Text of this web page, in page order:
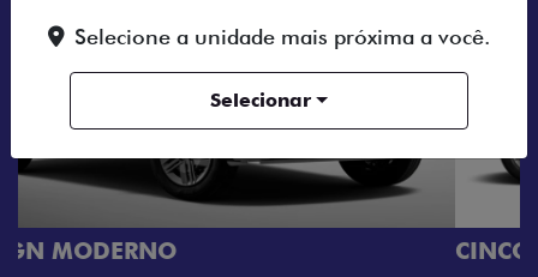
CINCO OPÇÕES DE CORES
Selecione a unidade mais próxima a você.
Selecionar